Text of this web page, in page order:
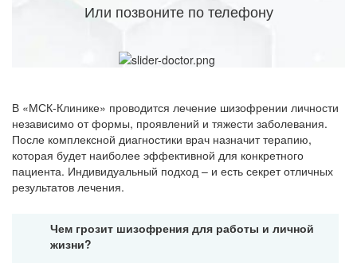
Или позвоните по телефону
В «МСК-Клинике» проводится лечение шизофрении личности
независимо от формы, проявлений и тяжести заболевания.
После комплексной диагностики врач назначит терапию,
которая будет наиболее эффективной для конкретного
пациента. Индивидуальный подход – и есть секрет отличных
результатов лечения.
Чем грозит шизофрения для работы и личной
жизни?